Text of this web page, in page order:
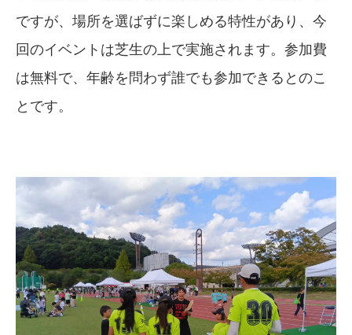
ですが、場所を選ばずに楽しめる特性があり、今
回のイベントは芝生の上で実施されます。参加費
は無料で、年齢を問わず誰でも参加できるとのこ
とです。